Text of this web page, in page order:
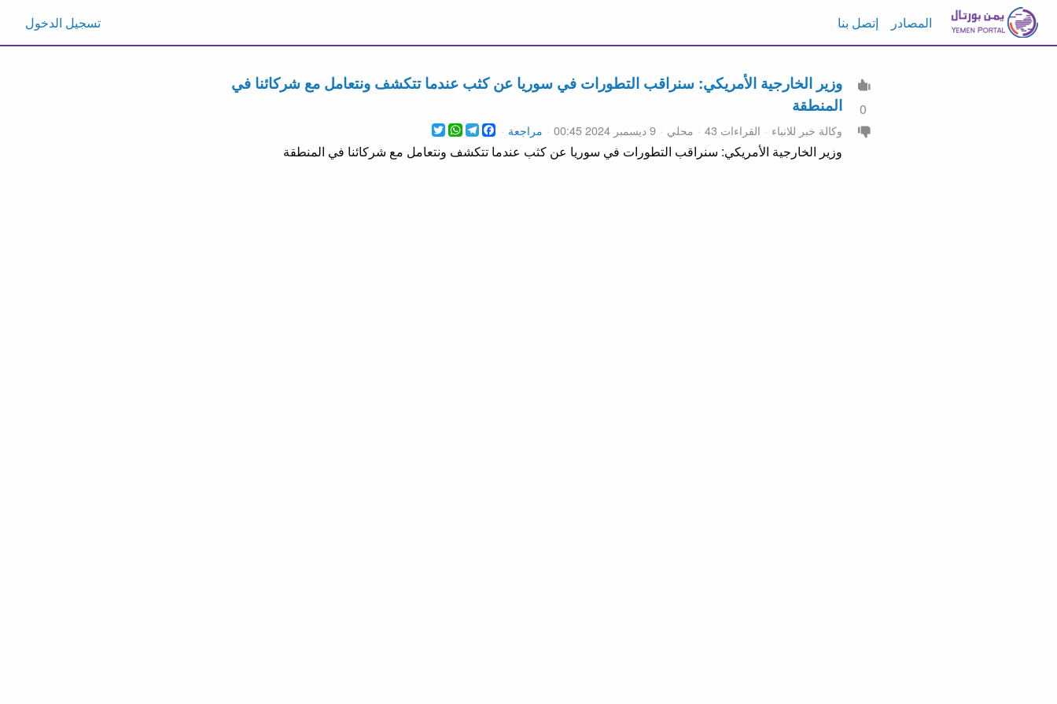
المصادر إتصل بنا تسجيل الدخول
0
وزير الخارجية الأمريكي: سنراقب التطورات في سوريا عن كثب عندما تتكشف ونتعامل مع شركائنا في
المنطقة
وكالة خبر للانباء القراءات 43 محلي 9 ديسمبر 2024 00:45 مراجعة Twitter
WhatsApp
Telegram
Facebook
وزير الخارجية الأمريكي: سنراقب التطورات في سوريا عن كثب عندما تتكشف ونتعامل مع شركائنا في المنطقة